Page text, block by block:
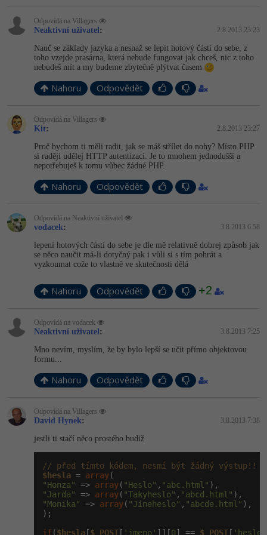
Odpovídá na ­Villagers
Neaktivní uživatel: 2.8.2013 23:23
Nauč se základy jazyka a nesnaž se lepit hotový části do sebe, z
toho vzejde prasárna, která nebude fungovat jak chceš, nic z toho
nebudeš mít a my budeme zbytečně plýtvat časem
Nahoru Odpovědět
Odpovídá na ­Villagers
Kit: 2.8.2013 23:27
Proč bychom ti měli radit, jak se máš střílet do nohy? Místo PHP
si raději udělej HTTP autentizaci. Je to mnohem jednodušší a
nepotřebuješ k tomu vůbec žádné PHP.
Nahoru Odpovědět
Odpovídá na Neaktivní uživatel
vodacek: 3.8.2013 6:58
lepení hotových částí do sebe je dle mě relativně dobrej způsob jak
se něco naučit má-li dotyčný pak i vůli si s tím pohrát a
vyzkoumat cože to vlastně ve skutečnosti dělá
Nahoru Odpovědět +2
Odpovídá na vodacek
Neaktivní uživatel: 3.8.2013 7:25
Mno nevím, myslím, že by bylo lepší se učit přímo objektovou
formu...
Nahoru Odpovědět
Odpovídá na ­Villagers
David Hynek: 3.8.2013 7:38
jestli ti stačí něco prostého budiž
// před tímto kódem, nesmí být žádný výstup!!
$hesla = array
"Honza"
=> array( "Heslo" , "abc.html"
"Jarda"
=> array( "Takyheslo" , "abcd.html"
"Monika"
=> array( "Jineheslo" , "abcde.html" ),
);
if ($hesla [$_POST [ 'jmeno' ]][0] == $_POST [ 'heslo'